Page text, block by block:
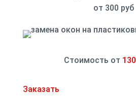
от 300 руб
Стоимость от 130
Заказать